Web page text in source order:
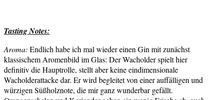
Tasting Notes:
Aroma: Endlich habe ich mal wieder einen Gin mit zunächst
klassischem Aromenbild im Glas: Der Wacholder spielt hier
definitiv die Hauptrolle, stellt aber keine eindimensionale
Wacholderattacke dar. Er wird begleitet von einer auffälligen und
würzigen Süßholznote, die mir ganz wunderbar gefällt.